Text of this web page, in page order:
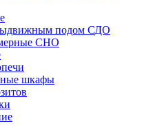
подом СДО
СНО
шкафы